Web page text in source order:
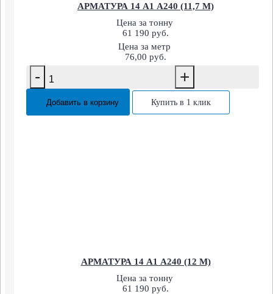
АРМАТУРА 14 А1 А240 (11,7 М)
Цена за тонну
61 190 руб.
Цена за метр
76,00 руб.
- +
Добавить в корзину Купить в 1 клик
АРМАТУРА 14 А1 А240 (12 М)
Цена за тонну
61 190 руб.